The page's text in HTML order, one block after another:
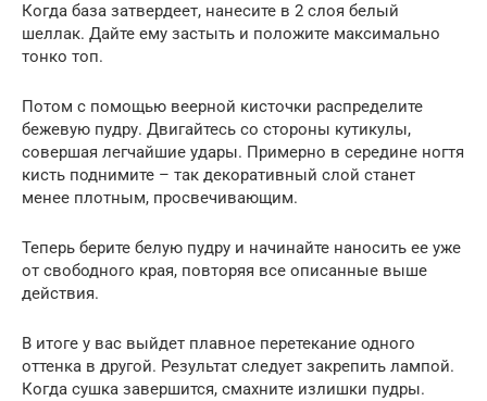
Когда база затвердеет, нанесите в 2 слоя белый
шеллак. Дайте ему застыть и положите максимально
тонко топ.
Потом с помощью веерной кисточки распределите
бежевую пудру. Двигайтесь со стороны кутикулы,
совершая легчайшие удары. Примерно в середине ногтя
кисть поднимите – так декоративный слой станет
менее плотным, просвечивающим.
Теперь берите белую пудру и начинайте наносить ее уже
от свободного края, повторяя все описанные выше
действия.
В итоге у вас выйдет плавное перетекание одного
оттенка в другой. Результат следует закрепить лампой.
Когда сушка завершится, смахните излишки пудры.